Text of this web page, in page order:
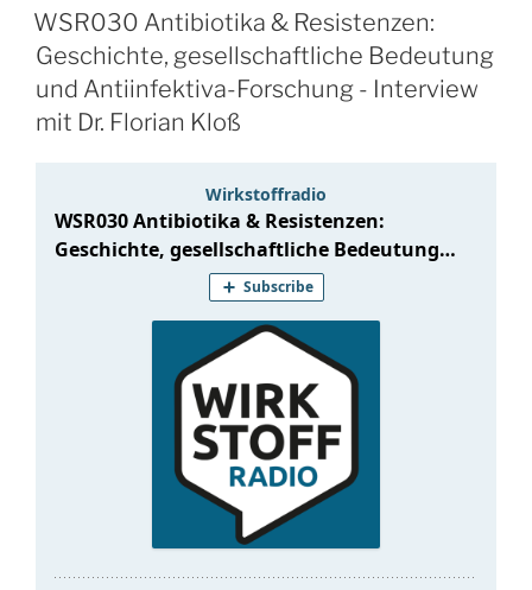
WSR030 Antibiotika & Resistenzen:
Geschichte, gesellschaftliche Bedeutung
und Antiinfektiva-Forschung - Interview
mit Dr. Florian Kloß